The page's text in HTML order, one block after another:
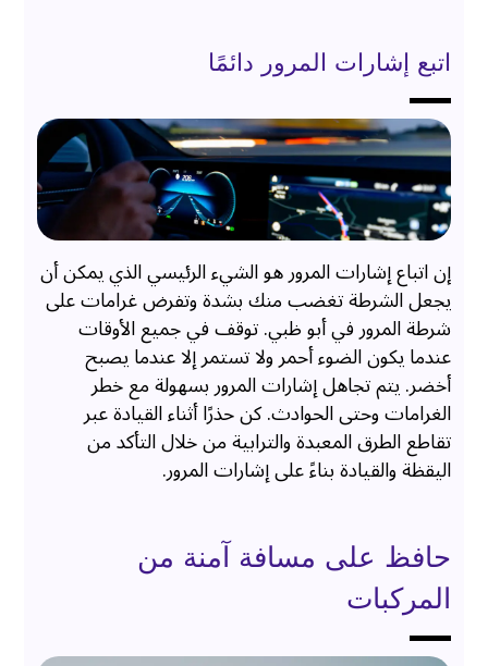
اتبع إشارات المرور دائمًا
إن اتباع إشارات المرور هو الشيء الرئيسي الذي يمكن أن
يجعل الشرطة تغضب منك بشدة وتفرض غرامات على
شرطة المرور في أبو ظبي. توقف في جميع الأوقات
عندما يكون الضوء أحمر ولا تستمر إلا عندما يصبح
أخضر. يتم تجاهل إشارات المرور بسهولة مع خطر
الغرامات وحتى الحوادث. كن حذرًا أثناء القيادة عبر
تقاطع الطرق المعبدة والترابية من خلال التأكد من
اليقظة والقيادة بناءً على إشارات المرور.
حافظ على مسافة آمنة من
المركبات